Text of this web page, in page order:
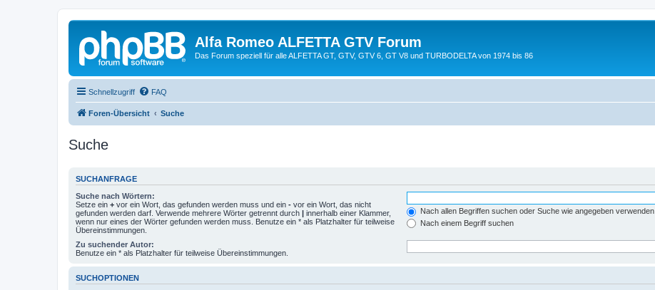
Alfa Romeo ALFETTA GTV Forum
Das Forum speziell für alle ALFETTA GT, GTV, GTV 6, GT V8 und TURBODELTA von 1974 bis 86
Schnellzugriff FAQ
Foren-Übersicht Suche
Suche
SUCHANFRAGE
Suche nach Wörtern:
Setze ein + vor ein Wort, das gefunden werden muss und ein - vor ein Wort, das nicht
gefunden werden darf. Verwende mehrere Wörter getrennt durch | innerhalb einer Klammer,
wenn nur eines der Wörter gefunden werden muss. Benutze ein * als Platzhalter für teilweise
Übereinstimmungen.
Nach allen Begriffen suchen oder Suche wie angegeben verwenden
Nach einem Begriff suchen
Zu suchender Autor:
Benutze ein * als Platzhalter für teilweise Übereinstimmungen.
SUCHOPTIONEN